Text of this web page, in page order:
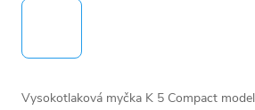
Vysokotlaková myčka K 5 Compact